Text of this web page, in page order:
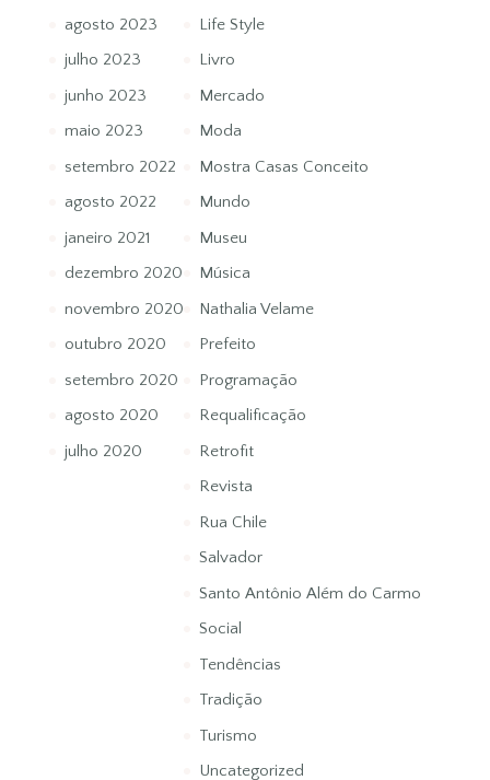
agosto 2023
julho 2023
junho 2023
maio 2023
setembro 2022
agosto 2022
janeiro 2021
dezembro 2020
novembro 2020
outubro 2020
setembro 2020
agosto 2020
julho 2020
Life Style
Livro
Mercado
Moda
Mostra Casas Conceito
Mundo
Museu
Música
Nathalia Velame
Prefeito
Programação
Requalificação
Retrofit
Revista
Rua Chile
Salvador
Santo Antônio Além do Carmo
Social
Tendências
Tradição
Turismo
Uncategorized